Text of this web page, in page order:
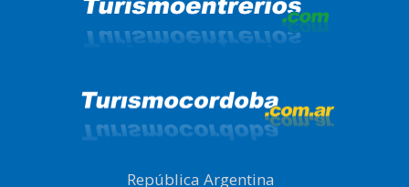
República Argentina